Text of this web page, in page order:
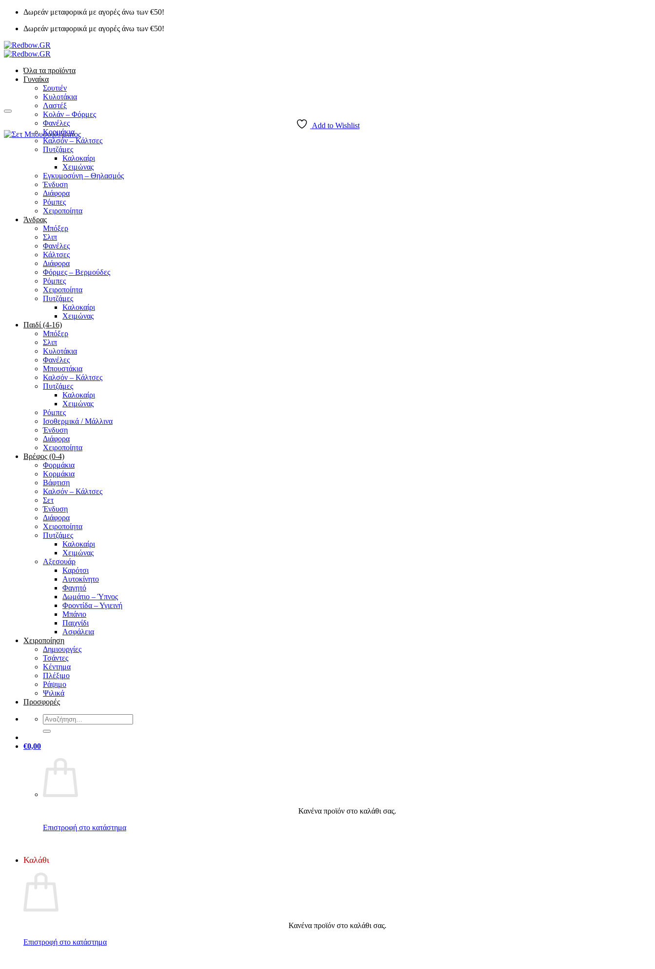
Μετάβαση
περιεχόμενο
Δωρεάν μεταφορικά με αγορές άνω των €50!
Δωρεάν μεταφορικά με αγορές άνω των €50!
Όλα τα προϊόντα
Γυναίκα
Σουτιέν
Κυλοτάκια
Λαστέξ
Κολάν – Φόρμες
Φανέλες
Κορμάκια
Καλσόν – Κάλτσες
Πυτζάμες
Καλοκαίρι
Χειμώνας
Εγκυμοσύνη – Θηλασμός
Ένδυση
Διάφορα
Ρόμπες
Χειροποίητα
Άνδρας
Μπόξερ
Σλιπ
Φανέλες
Κάλτσες
Διάφορα
Φόρμες – Βερμούδες
Ρόμπες
Χειροποίητα
Πυτζάμες
Καλοκαίρι
Χειμώνας
Παιδί (4-16)
Μπόξερ
Σλιπ
Κυλοτάκια
Φανέλες
Μπουστάκια
Καλσόν – Κάλτσες
Πυτζάμες
Καλοκαίρι
Χειμώνας
Ρόμπες
Ισοθερμικά / Μάλλινα
Ένδυση
Διάφορα
Χειροποίητα
Βρέφος (0-4)
Φορμάκια
Κορμάκια
Βάφτιση
Καλσόν – Κάλτσες
Σετ
Ένδυση
Διάφορα
Χειροποίητα
Πυτζάμες
Καλοκαίρι
Χειμώνας
Αξεσουάρ
Καρότσι
Αυτοκίνητο
Φαγητό
Δωμάτιο – Ύπνος
Φροντίδα – Υγιεινή
Μπάνιο
Παιχνίδι
Ασφάλεια
Χειροποίηση
Δημιουργίες
Τσάντες
Κέντημα
Πλέξιμο
Ράψιμο
Ψιλικά
Προσφορές
Αναζήτηση
για:
€0,00
Κανένα προϊόν στο καλάθι σας.
Επιστροφή στο κατάστημα
Καλάθι
Κανένα προϊόν στο καλάθι σας.
Επιστροφή στο κατάστημα
Add to Wishlist